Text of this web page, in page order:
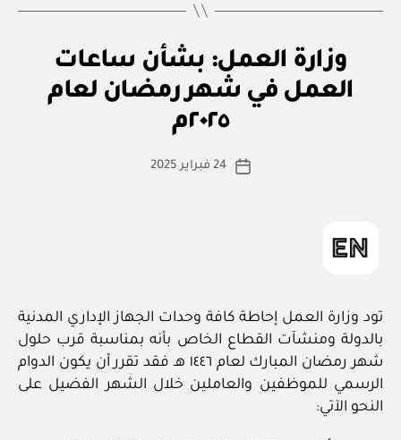
التصنيفاتوزارة العمل: بشأن ساعات
العمل في شهر رمضان لعام
٢٠٢٥م
كاتب
بو
ة
تاريخ
24 فبراير 2025
تود وزارة العمل إحاطة كافة وحدات الجهاز الإداري المدنية
بالدولة ومنشآت القطاع الخاص بأنه بمناسبة قرب حلول
شهر رمضان المبارك لعام ١٤٤٦ هـ فقد تقرر أن يكون الدوام
الرسمي للموظفين والعاملين خلال الشهر الفضيل على
النحو الآتي: